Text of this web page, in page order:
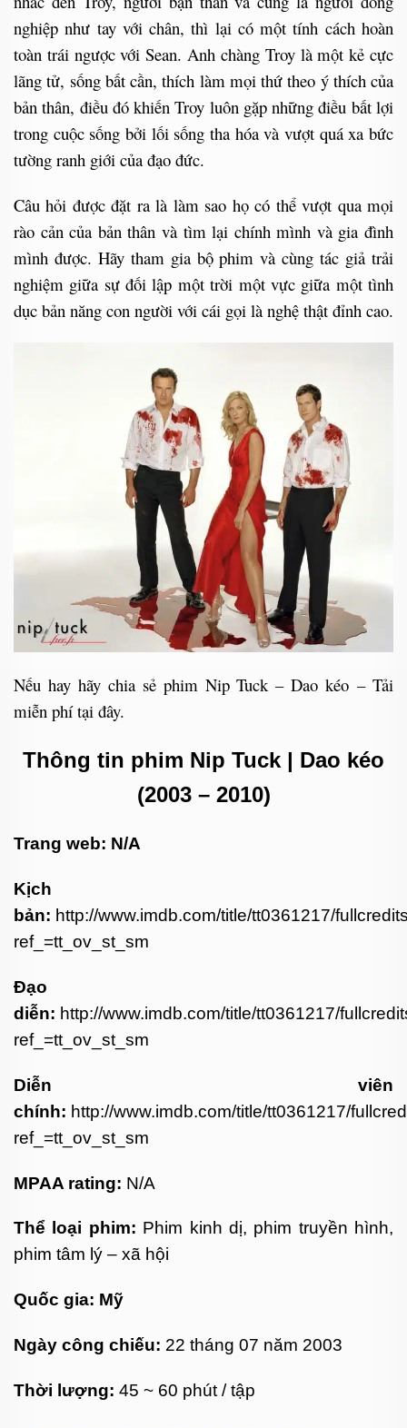
nghiệp như tay với chân, thì lại có một tính cách hoàn
toàn trái ngược với Sean. Anh chàng Troy là một kẻ cực
lãng tử, sống bất cần, thích làm mọi thứ theo ý thích của
bản thân, điều đó khiến Troy luôn gặp những điều bất lợi
trong cuộc sống bởi lối sống tha hóa và vượt quá xa bức
tường ranh giới của đạo đức.
Câu hỏi được đặt ra là làm sao họ có thể vượt qua mọi
rào cản của bản thân và tìm lại chính mình và gia đình
mình được. Hãy tham gia bộ phim và cùng tác giả trải
nghiệm giữa sự đối lập một trời một vực giữa một tình
dục bản năng con người với cái gọi là nghệ thật đỉnh cao.
Nếu hay hãy chia sẻ phim Nip Tuck – Dao kéo – Tải
miễn phí tại đây.
Thông tin phim Nip Tuck | Dao kéo
(2003 – 2010)
Trang web: N/A
Kịch
bản: http://www.imdb.com/title/tt0361217/
ref_=tt_ov_st_sm
Đạo
diễn: http://www.imdb.com/title/tt0361217/
ref_=tt_ov_st_sm
Diễn viên
chính: http://www.imdb.com/title/tt0361217/
ref_=tt_ov_st_sm
MPAA rating: N/A
Thể loại phim: Phim kinh dị, phim truyền hình,
phim tâm lý – xã hội
Quốc gia: Mỹ
Ngày công chiếu: 22 tháng 07 năm 2003
Thời lượng: 45 ~ 60 phút / tập